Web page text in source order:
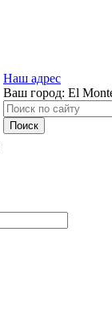
Наш адрес
Ваш город: El